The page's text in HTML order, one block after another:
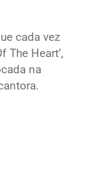
cada vez
The Heart’,
na